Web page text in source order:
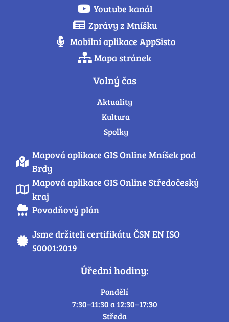
Youtube kanál
Zprávy z Mníšku
Mobilní aplikace AppSisto
Mapa stránek
Volný čas
Aktuality
Kultura
Spolky
Mapová aplikace GIS Online Mníšek pod
Brdy
Mapová aplikace GIS Online Středočeský
kraj
Povodňový plán
Jsme držiteli certifikátu ČSN EN ISO
50001:2019
Úřední hodiny:
Pondělí
7:30–11:30 a 12:30–17:30
Středa